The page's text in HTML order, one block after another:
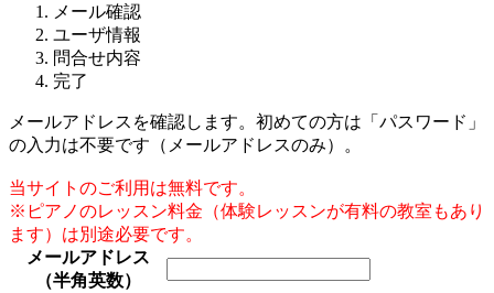
メール確認
ユーザ情報
問合せ内容
完了
メールアドレスを確認します。初めての方は「パスワード」
の入力は不要です（メールアドレスのみ）。
当サイトのご利用は無料です。
※ピアノのレッスン料金（体験レッスンが有料の教室もあり
ます）は別途必要です。
メールアドレス
（半角英数）